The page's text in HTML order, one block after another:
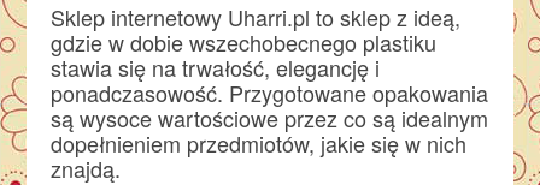
Sklep internetowy Uharri.pl to sklep z ideą,
gdzie w dobie wszechobecnego plastiku
stawia się na trwałość, elegancję i
ponadczasowość. Przygotowane opakowania
są wysoce wartościowe przez co są idealnym
dopełnieniem przedmiotów, jakie się w nich
znajdą.